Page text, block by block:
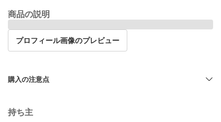
商品の説明
プロフィール画像のプレビュー
購入の注意点
持ち主